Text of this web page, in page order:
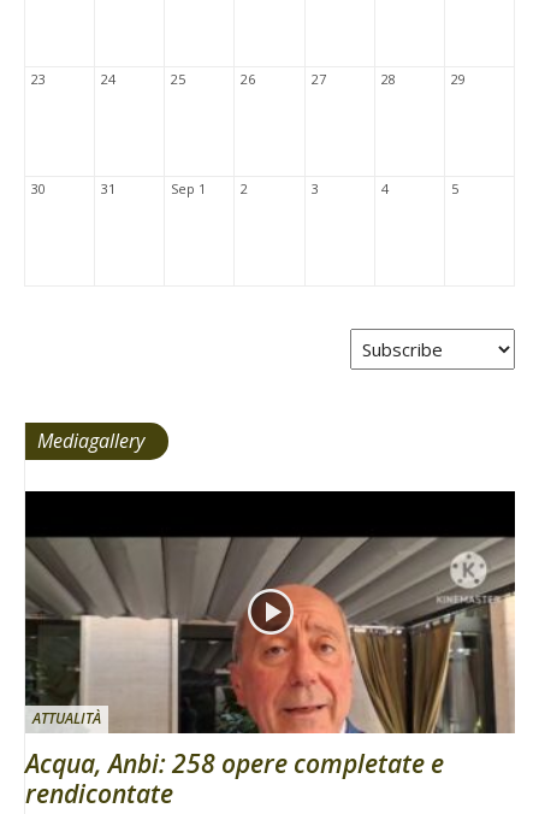
23 24 25 26 27 28 29
30 31 Sep 1 2 3 4 5
Mediagallery
ATTUALITÀ
Acqua, Anbi: 258 opere completate e
rendicontate